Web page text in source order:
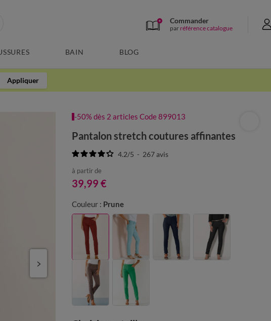
Commander
par référence catalogue
BAIN BLOG
Appliquer
-50% dès 2 articles Code 899013
Pantalon stretch coutures affinantes
4.2/5 - 267avis
à partir de
39,99 €
Couleur : Prune